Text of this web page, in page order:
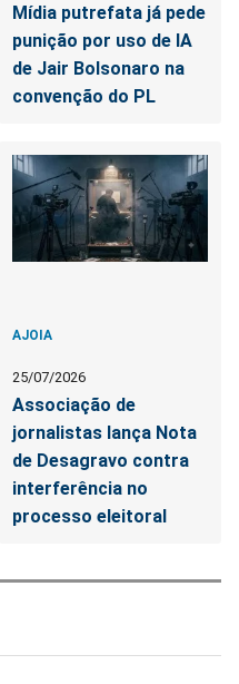
Mídia putrefata já pede
punição por uso de IA
de Jair Bolsonaro na
convenção do PL
AJOIA
25/07/2026
Associação de
jornalistas lança Nota
de Desagravo contra
interferência no
processo eleitoral